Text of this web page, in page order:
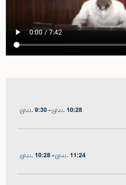
மு.ப. 9:30 - மு.ப. 10:28
மு.ப. 10:28 - மு.ப. 11:24